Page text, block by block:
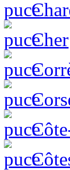
Cher